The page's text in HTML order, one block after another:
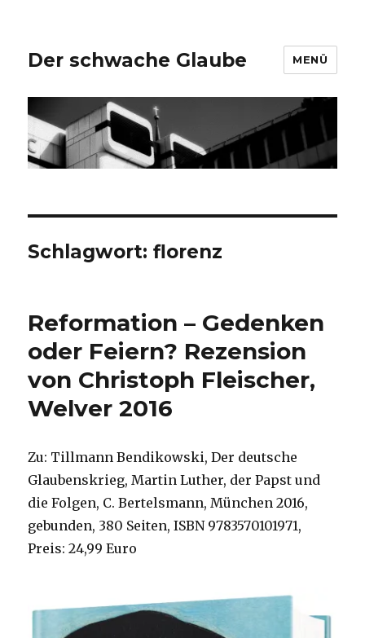
Der schwache Glaube MENÜ
Schlagwort:florenz
Reformation – Gedenken
oder Feiern? Rezension
von Christoph Fleischer,
Welver 2016
Zu: Tillmann Bendikowski, Der deutsche
Glaubenskrieg, Martin Luther, der Papst und
die Folgen, C. Bertelsmann, München 2016,
gebunden, 380 Seiten, ISBN 9783570101971,
Preis: 24,99 Euro